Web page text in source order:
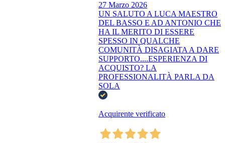
27 Marzo 2026
UN SALUTO A LUCA MAESTRO
DEL BASSO E AD ANTONIO CHE
HA IL MERITO DI ESSERE
SPESSO IN QUALCHE
COMUNITÀ DISAGIATA A DARE
SUPPORTO....ESPERIENZA DI
ACQUISTO? LA
PROFESSIONALITÀ PARLA DA
SOLA
Acquirente verificato